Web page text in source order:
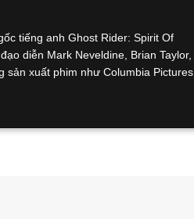
tiếng anh Ghost Rider: Spirit Of
diễn Mark Neveldine, Brian Taylor,
sản xuất phim như Columbia Pictures